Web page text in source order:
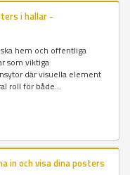
i hallar -
hem och offentliga
som viktiga
där visuella element
roll för både...
in och visa dina posters